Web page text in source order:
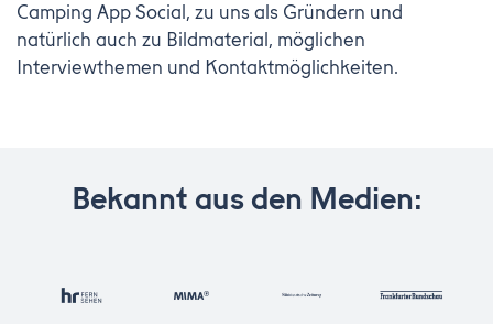
Camping App Social, zu uns als Gründern und
natürlich auch zu Bildmaterial, möglichen
Interviewthemen und Kontaktmöglichkeiten.
Bekannt aus den Medien: